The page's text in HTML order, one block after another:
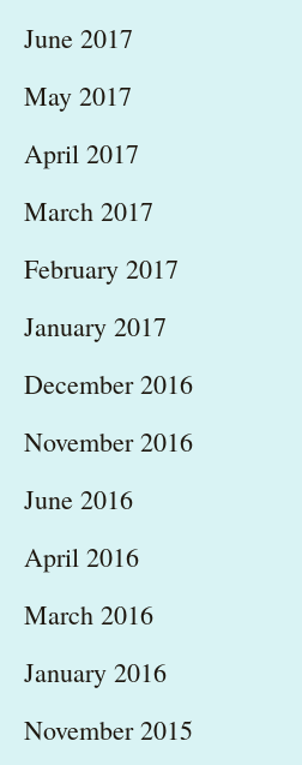
June 2017
May 2017
April 2017
March 2017
February 2017
January 2017
December 2016
November 2016
June 2016
April 2016
March 2016
January 2016
November 2015